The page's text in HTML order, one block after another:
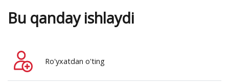
Bu qanday ishlaydi
Ro'yxatdan o'ting